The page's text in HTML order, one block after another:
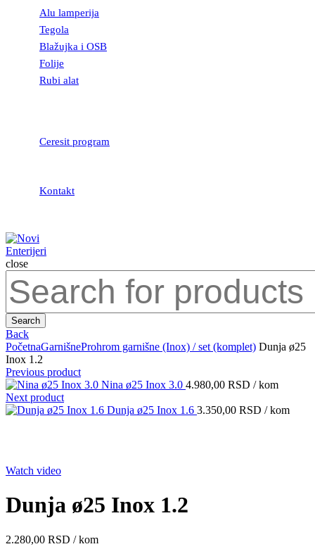
Alu lamperija
Tegola
Blažujka i OSB
Folije
Rubi alat
Ceresit program
Kontakt
close
for:
Search
Back
PočetnaGarnišneProhrom garnišne (Inox) / set (komplet) Dunja ø25
Inox 1.2
Previous product
Nina ø25 Inox 3.0 4.980,00 RSD / kom
Next product
Dunja ø25 Inox 1.6 3.350,00 RSD / kom
Watch video
Dunja ø25 Inox 1.2
2.280,00 RSD / kom